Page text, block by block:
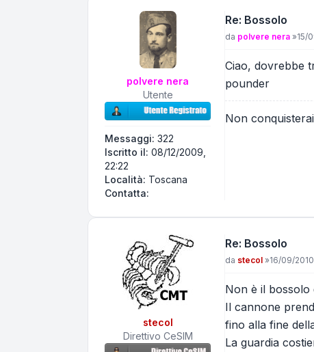
polvere nera
Utente
Messaggi: 322
Iscritto il: 08/12/2009,
22:22
Località: Toscana
Contatta:
Re: Bossolo
Messaggio
da polvere nera »15/
Ciao, dovrebbe
pounder
Non
stecol
Direttivo CeSIM
Re: Bossolo
Messaggio
da stecol »16/09/
Non è il
Il cannone
fino alla fine
La guardia